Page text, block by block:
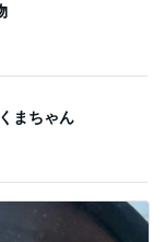
まちゃん